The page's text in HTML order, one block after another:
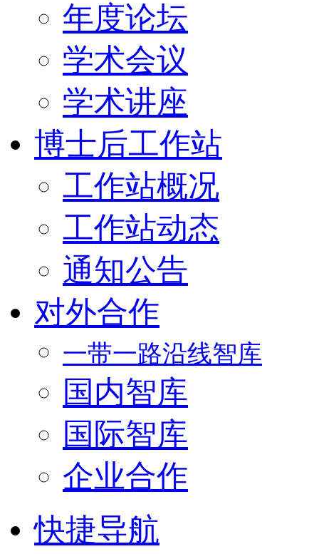
年度论坛
学术会议
学术讲座
博士后工作站
工作站概况
工作站动态
通知公告
对外合作
一带一路沿线智库
国内智库
国际智库
企业合作
快捷导航